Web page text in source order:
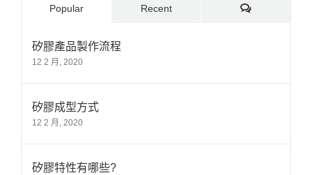
Popular Recent Comments
矽膠產品製作流程
12 2 月, 2020
矽膠成型方式
12 2 月, 2020
矽膠特性有哪些?